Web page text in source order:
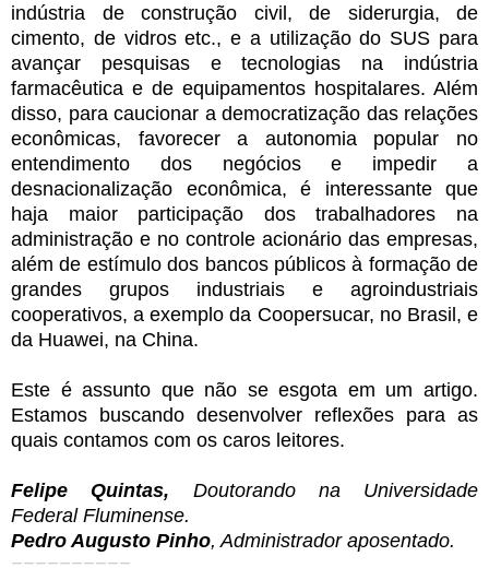
indústria de construção civil, de siderurgia, de
cimento, de vidros etc., e a utilização do SUS para
avançar pesquisas e tecnologias na indústria
farmacêutica e de equipamentos hospitalares. Além
disso, para caucionar a democratização das relações
econômicas, favorecer a autonomia popular no
entendimento dos negócios e impedir a
desnacionalização econômica, é interessante que
haja maior participação dos trabalhadores na
administração e no controle acionário das empresas,
além de estímulo dos bancos públicos à formação de
grandes grupos industriais e agroindustriais
cooperativos, a exemplo da Coopersucar, no Brasil, e
da Huawei, na China.
Este é assunto que não se esgota em um artigo.
Estamos buscando desenvolver reflexões para as
quais contamos com os caros leitores.
Felipe Quintas, Doutorando na Universidade
Federal Fluminense.
Pedro Augusto Pinho, Administrador aposentado.